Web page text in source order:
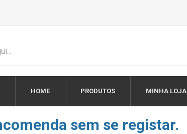
HOME PRODUTOS MINHA LOJA
sem se registar.